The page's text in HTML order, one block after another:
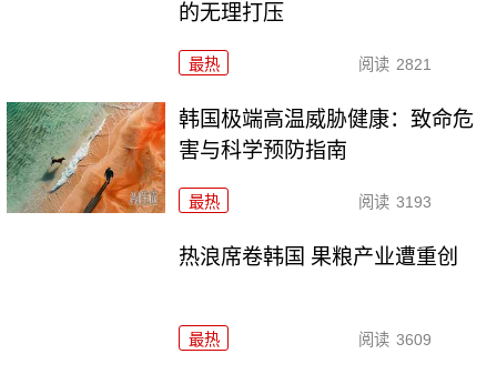
的无理打压
最热 阅读 2821
韩国极端高温威胁健康：致命危
害与科学预防指南
最热 阅读 3193
热浪席卷韩国 果粮产业遭重创
最热 阅读 3609